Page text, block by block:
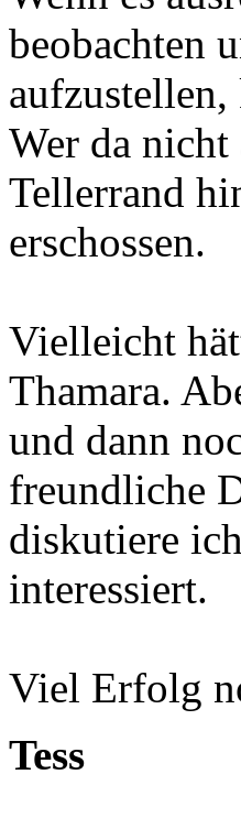
beobachten
Wer da nicht
Tellerrand
erschossen.
Vielleicht
Thamara.
und dann
freundliche
diskutiere
interessiert.
Viel Erfolg
Tess